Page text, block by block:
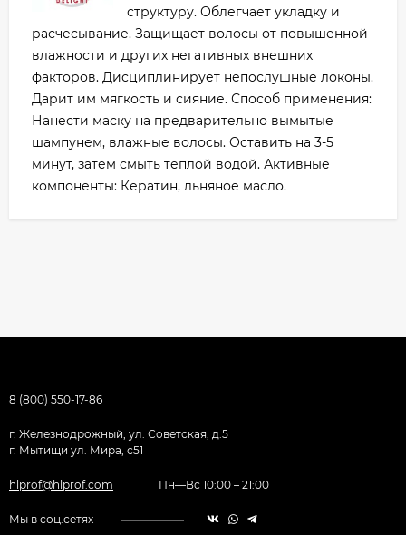
структуру. Облегчает укладку и
расчесывание. Защищает волосы от повышенной
влажности и других негативных внешних
факторов. Дисциплинирует непослушные локоны.
Дарит им мягкость и сияние. Способ применения:
Нанести маску на предварительно вымытые
шампунем, влажные волосы. Оставить на 3-5
минут, затем смыть теплой водой. Активные
компоненты: Кератин, льняное масло.
8 (800) 550-17-86
г. Железнодрожный, ул. Советская, д.5
г. Мытищи ул. Мира, с51
hlprof@hlprof.com Пн—Вс 10:00 – 21:00
Мы в соц.сетях